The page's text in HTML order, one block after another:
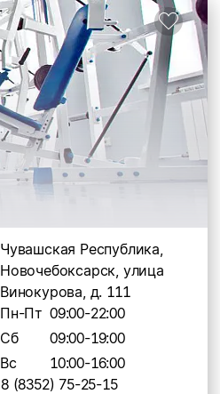
Чувашская Республика,
Новочебоксарск, улица
Винокурова, д. 111
Пн-Пт 09:00-22:00
Сб
09:00-19:00
Вс
10:00-16:00
8 (8352) 75-25-15